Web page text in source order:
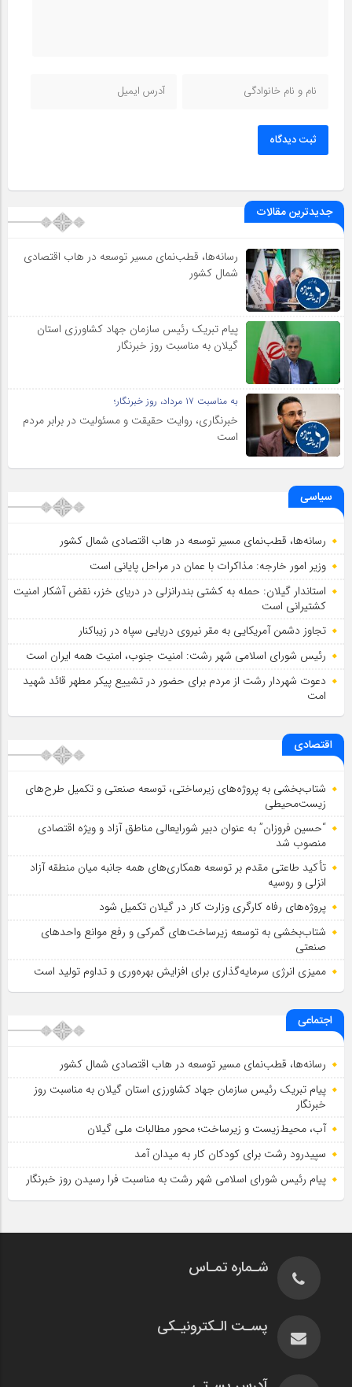
ثبت دیدگاه
جدیدترین مقالات
رسانه‌ها، قطب‌نمای مسیر توسعه در هاب اقتصادی
شمال كشور
پیام تبریک رئیس سازمان جهاد کشاورزی استان
گیلان به‌ مناسبت روز خبرنگار
به مناسبت ۱۷ مرداد، روز خبرنگار؛
خبرنگاری، روایت حقیقت و مسئولیت‌ در برابر مردم
است
سیاسی
رسانه‌ها، قطب‌نمای مسیر توسعه در هاب اقتصادی شمال كشور
وزیر امور خارجه: مذاکرات با عمان در مراحل پایانی است
استاندار گیلان: حمله به کشتی بندرانزلی در دریای خزر، نقض آشکار امنیت
کشتیرانی است
تجاوز دشمن آمریکایی به مقر نیروی دریایی سپاه در زیباکنار
رئیس شورای اسلامي شهر رشت: امنیت جنوب، امنیت همه ایران است
دعوت شهردار رشت از مردم برای حضور در تشییع پیکر مطهر قائد شهید
امت
اقتصادی
شتاب‌بخشی به پروژه‌های زیرساختی، توسعه صنعتی و تکمیل طرح‌های
زیست‌محیطی
“حسین فروزان” به عنوان دبیر شورایعالی مناطق آزاد و ویژه اقتصادی
منصوب شد
تأكید طاعتی مقدم بر توسعه همكاری‌های همه جانبه میان منطقه آزاد
انزلی و روسیه
پروژه‌های رفاه کارگری وزارت کار در گیلان تکمیل شود
شتاب‌بخشی به توسعه زیرساخت‌های گمركی و رفع موانع واحدهای
صنعتی
ممیزی انرژی سرمایه‌گذاری برای افزایش بهره‌وری و تداوم تولید است
اجتماعی
رسانه‌ها، قطب‌نمای مسیر توسعه در هاب اقتصادی شمال كشور
پیام تبریک رئیس سازمان جهاد کشاورزی استان گیلان به‌ مناسبت روز
خبرنگار
آب، محیط‌زیست و زیرساخت؛ محور مطالبات ملی گیلان
سپیدرود رشت برای کودکان کار به میدان آمد
پیام رئیس شورای اسلامي شهر رشت به مناسبت فرا رسیدن روز خبرنگار
شـماره تمـاس
پسـت الـکترونیـکی